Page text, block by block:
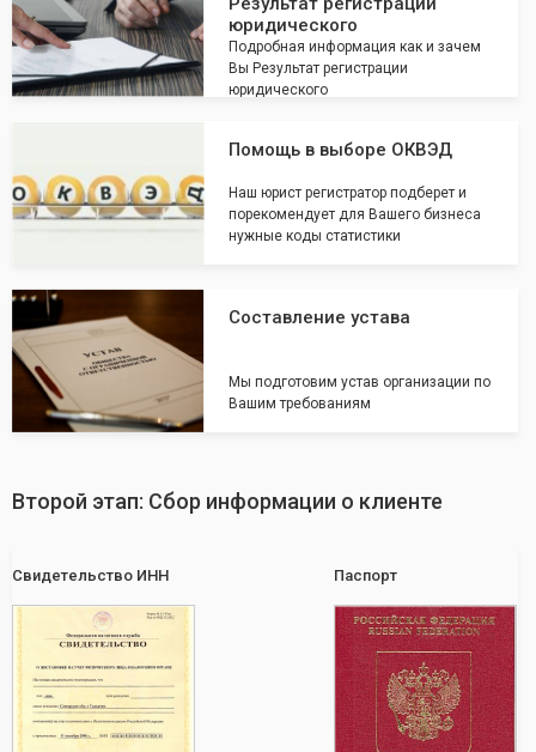
юридического
Подробная информация как и зачем
Вы Результат регистрации
юридического
Помощь в выборе ОКВЭД
Наш юрист регистратор подберет и
порекомендует для Вашего бизнеса
нужные коды статистики
Составление устава
Мы подготовим устав организации по
Вашим требованиям
Второй этап: Сбор информации о клиенте
Свидетельство ИНН Паспорт